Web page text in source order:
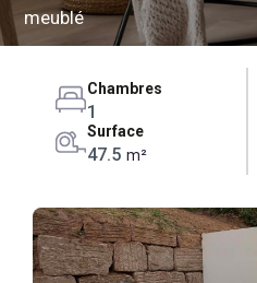
meublé
Chambres
1
Surface
47.5 m²